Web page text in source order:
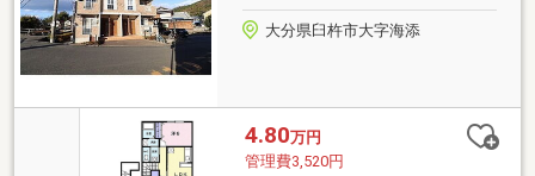
大分県臼杵市大字海添
4.80万円
管理費3,520円